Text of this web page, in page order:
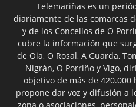
Telemariñas es un
diariamente de las comarcas
y de los Concellos de O
cubre la información que
de Oia, O Rosal, A Guarda,
Nigrán, O Porriño y Vigo,
objetivo de más de
propone dar voz y difusión a